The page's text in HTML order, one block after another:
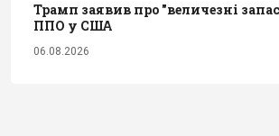
Трамп заявив про "величезні
ППО у США
06.08.2026